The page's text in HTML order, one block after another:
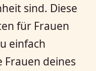
sind. Diese
für Frauen
einfach
Frauen deines